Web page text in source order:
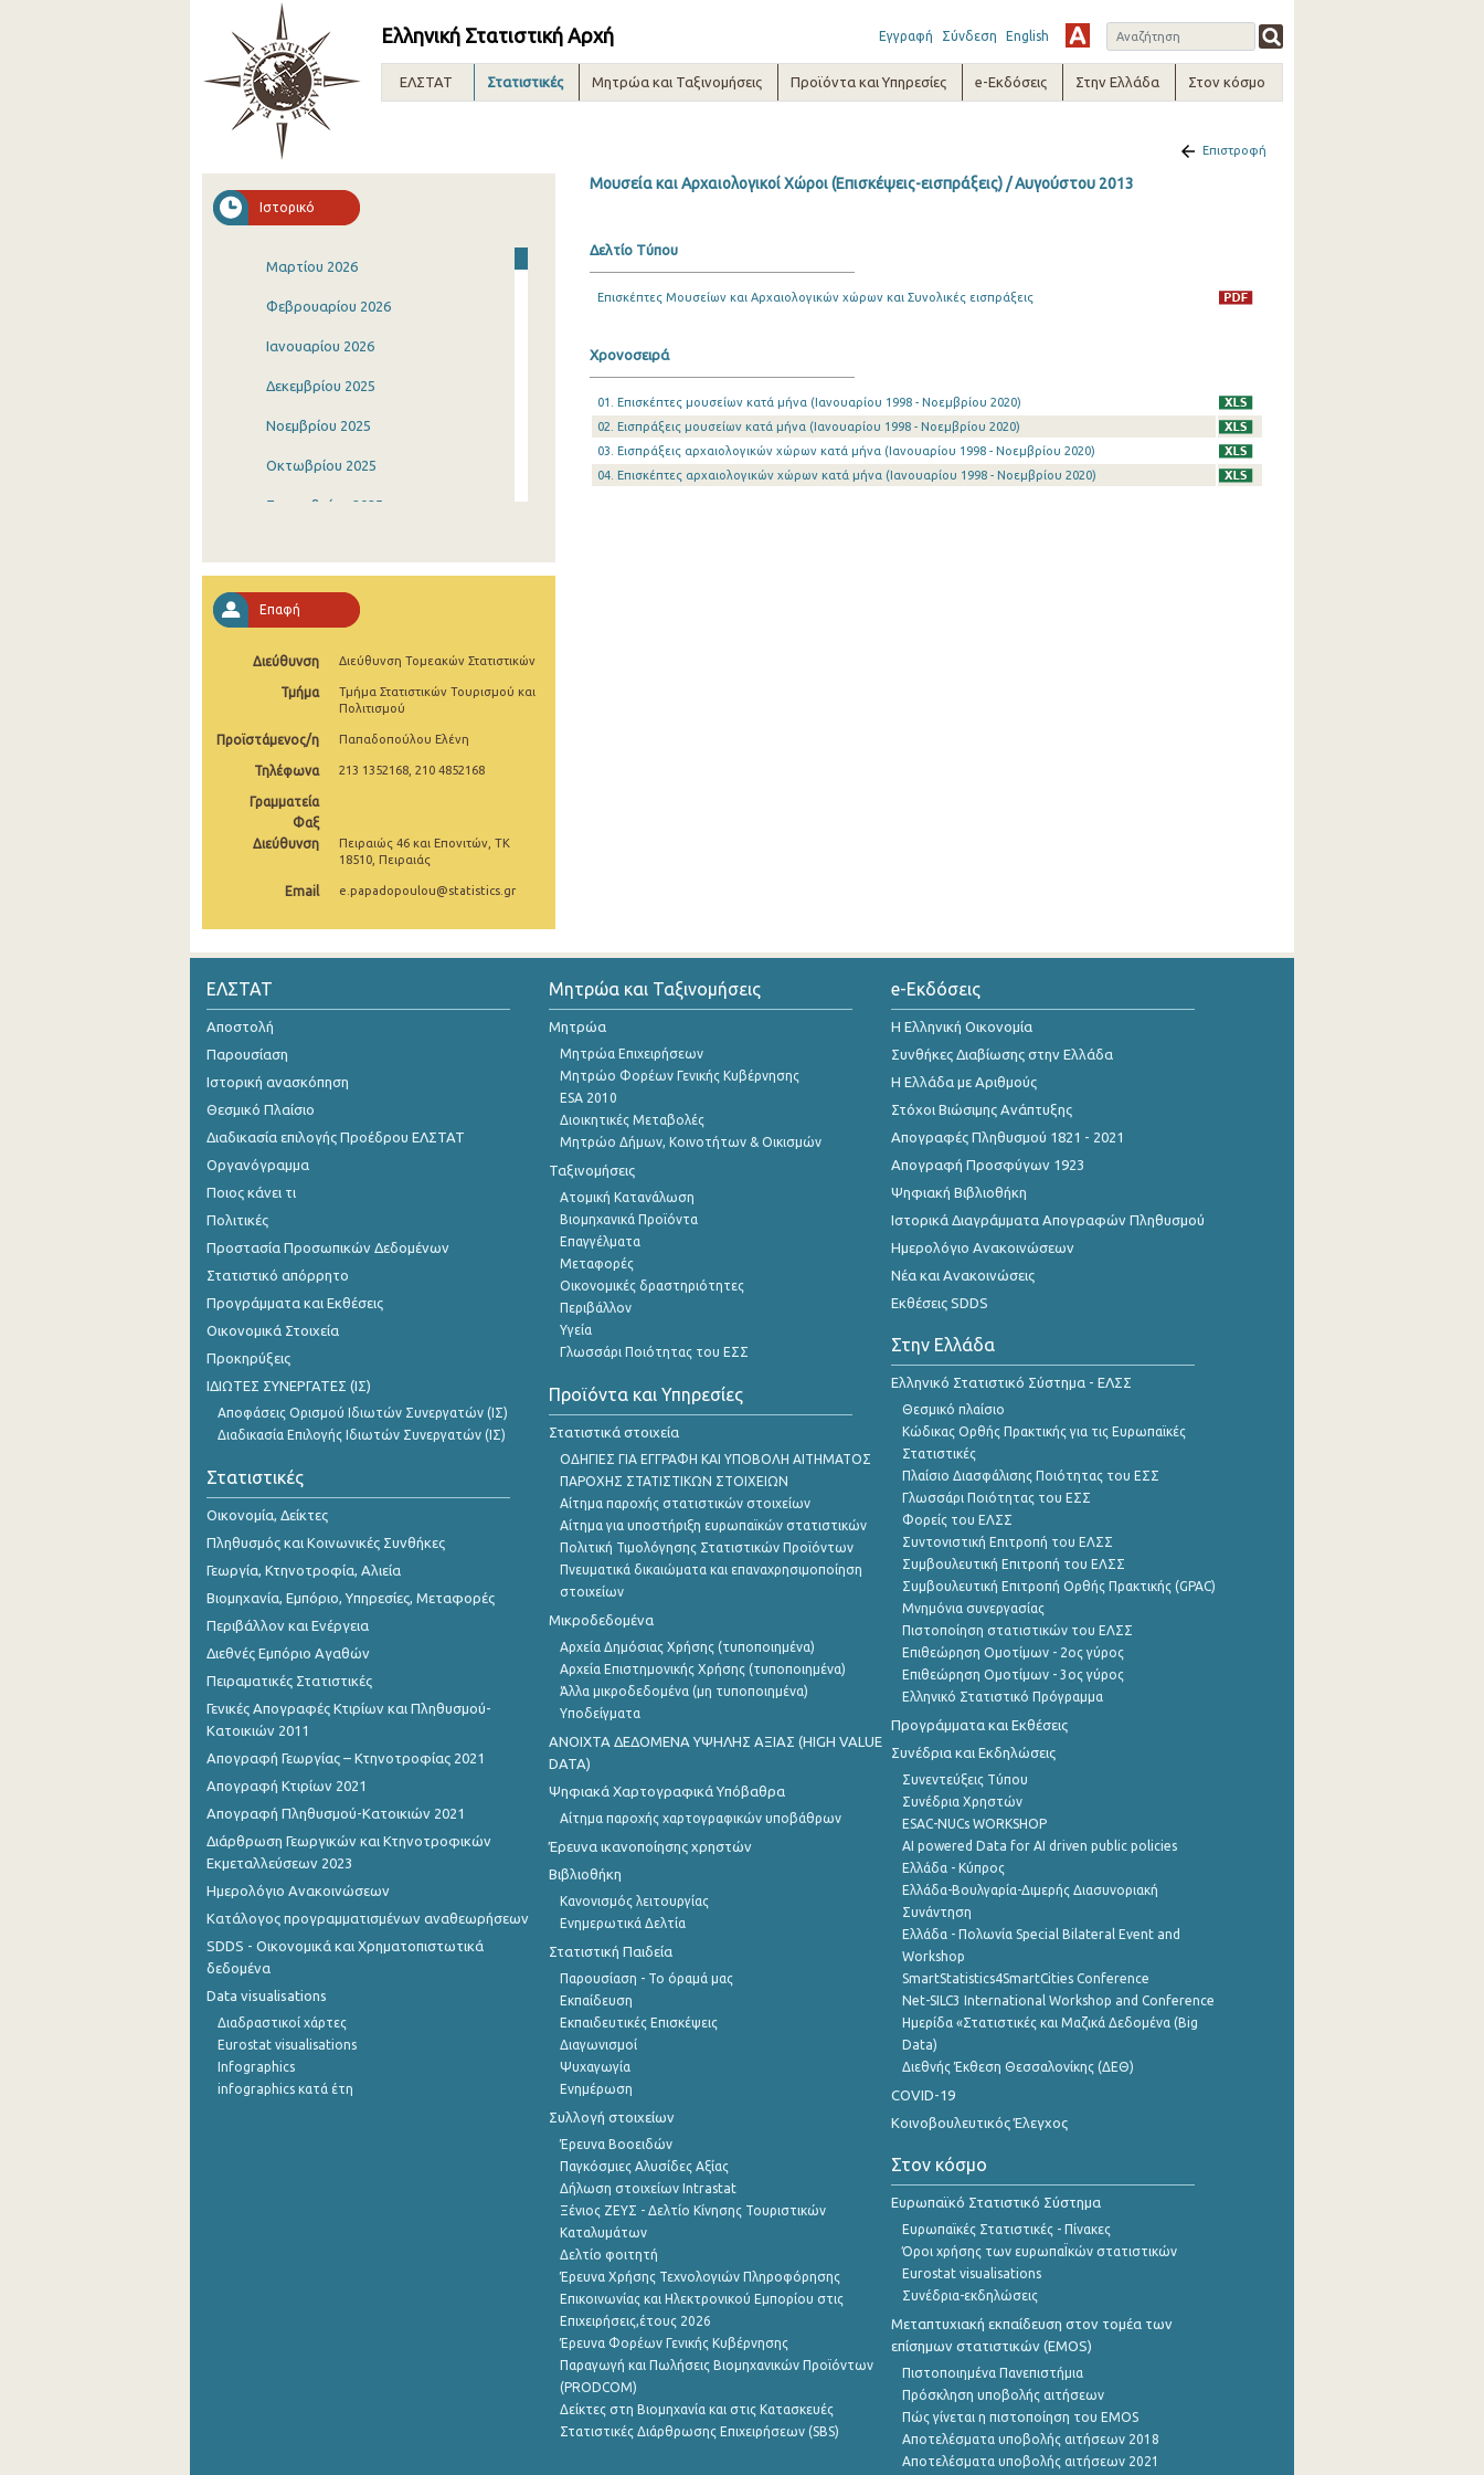
Ελληνική Στατιστική Αρχή Εγγραφή Σύνδεση English
ΕΛΣΤΑΤ Στατιστικές Μητρώα και Ταξινομήσεις Προϊόντα και Υπηρεσίες e-Εκδόσεις Στην Ελλάδα Στον κόσμο
Ιστορικό
Μαρτίου 2026
Φεβρουαρίου 2026
Ιανουαρίου 2026
Δεκεμβρίου 2025
Νοεμβρίου 2025
Οκτωβρίου 2025
Σεπτεμβρίου 2025
Ιουνίου 2025
Μαΐου 2025
Απριλίου 2025
Μαρτίου 2025
Ιανουαρίου 2025
Δεκεμβρίου 2024
Σεπτεμβρίου 2024
Αυγούστου 2024
Ιουλίου 2024
Ιουνίου 2024
Μαΐου 2024
Μαρτίου 2024
Ιανουαρίου 2024
Δεκεμβρίου 2023
Νοεμβρίου 2023
Οκτωβρίου 2023
Αυγούστου 2023
Ιουλίου 2023
Ιουνίου 2023
Μαΐου 2023
Απριλίου 2023
Φεβρουαρίου 2023
Ιανουαρίου 2023
Δεκεμβρίου 2022
Νοεμβρίου 2022
Οκτωβρίου 2022
Σεπτεμβρίου 2022
Αυγούστου 2022
Ιουλίου 2022
Μαΐου 2022
Επαφή
Διεύθυνση Διεύθυνση Τομεακών Στατιστικών
Τμήμα
Τμήμα Στατιστικών Τουρισμού και
Πολιτισμού
Προϊστάμενος/η Παπαδοπούλου Ελένη
Τηλέφωνα 213 1352168, 210 4852168
Γραμματεία
Φαξ
Διεύθυνση
Πειραιώς 46 και Επονιτών, ΤΚ
18510, Πειραιάς
Email e.papadopoulou@statistics.gr
Επιστροφή
Μουσεία και Αρχαιολογικοί Χώροι (Επισκέψεις-εισπράξεις) / Αυγούστου 2013
Δελτίο Τύπου
Επισκέπτες Μουσείων και Αρχαιολογικών χώρων και Συνολικές εισπράξεις
Χρονοσειρά
01. Επισκέπτες μουσείων κατά μήνα (Ιανουαρίου 1998 - Νοεμβρίου 2020)
02. Εισπράξεις μουσείων κατά μήνα (Ιανουαρίου 1998 - Νοεμβρίου 2020)
03. Εισπράξεις αρχαιολογικών χώρων κατά μήνα (Ιανουαρίου 1998 - Νοεμβρίου 2020)
04. Επισκέπτες αρχαιολογικών χώρων κατά μήνα (Ιανουαρίου 1998 - Νοεμβρίου 2020)
ΕΛΣΤΑΤ
Αποστολή
Παρουσίαση
Ιστορική ανασκόπηση
Θεσμικό Πλαίσιο
Διαδικασία επιλογής Προέδρου ΕΛΣΤΑΤ
Οργανόγραμμα
Ποιος κάνει τι
Πολιτικές
Προστασία Προσωπικών Δεδομένων
Στατιστικό απόρρητο
Προγράμματα και Εκθέσεις
Οικονομικά Στοιχεία
Προκηρύξεις
ΙΔΙΩΤΕΣ ΣΥΝΕΡΓΑΤΕΣ (ΙΣ)
Αποφάσεις Ορισμού Ιδιωτών Συνεργατών (ΙΣ)
Διαδικασία Επιλογής Ιδιωτών Συνεργατών (ΙΣ)
Στατιστικές
Οικονομία, Δείκτες
Πληθυσμός και Κοινωνικές Συνθήκες
Γεωργία, Κτηνοτροφία, Αλιεία
Βιομηχανία, Εμπόριο, Υπηρεσίες, Μεταφορές
Περιβάλλον και Ενέργεια
Διεθνές Εμπόριο Αγαθών
Πειραματικές Στατιστικές
Γενικές Απογραφές Κτιρίων και Πληθυσμού-
Κατοικιών 2011
Απογραφή Γεωργίας – Κτηνοτροφίας 2021
Απογραφή Κτιρίων 2021
Απογραφή Πληθυσμού-Κατοικιών 2021
Διάρθρωση Γεωργικών και Κτηνοτροφικών
Εκμεταλλεύσεων 2023
Ημερολόγιο Ανακοινώσεων
Κατάλογος προγραμματισμένων αναθεωρήσεων
SDDS - Οικονομικά και Χρηματοπιστωτικά
δεδομένα
Data visualisations
Διαδραστικοί χάρτες
Eurostat visualisations
Infographics
infographics κατά έτη
Μητρώα και Ταξινομήσεις
Μητρώα
Μητρώα Επιχειρήσεων
Μητρώο Φορέων Γενικής Κυβέρνησης
ESA 2010
Διοικητικές Μεταβολές
Μητρώο Δήμων, Κοινοτήτων & Οικισμών
Ταξινομήσεις
Ατομική Κατανάλωση
Βιομηχανικά Προϊόντα
Επαγγέλματα
Μεταφορές
Οικονομικές δραστηριότητες
Περιβάλλον
Υγεία
Γλωσσάρι Ποιότητας του ΕΣΣ
Προϊόντα και Υπηρεσίες
Στατιστικά στοιχεία
ΟΔΗΓΙΕΣ ΓΙΑ ΕΓΓΡΑΦΗ ΚΑΙ ΥΠΟΒΟΛΗ ΑΙΤΗΜΑΤΟΣ
ΠΑΡΟΧΗΣ ΣΤΑΤΙΣΤΙΚΩΝ ΣΤΟΙΧΕΙΩΝ
Αίτημα παροχής στατιστικών στοιχείων
Αίτημα για υποστήριξη ευρωπαϊκών στατιστικών
Πολιτική Τιμολόγησης Στατιστικών Προϊόντων
Πνευματικά δικαιώματα και επαναχρησιμοποίηση
στοιχείων
Μικροδεδομένα
Αρχεία Δημόσιας Χρήσης (τυποποιημένα)
Αρχεία Επιστημονικής Χρήσης (τυποποιημένα)
Άλλα μικροδεδομένα (μη τυποποιημένα)
Υποδείγματα
ANOIXTA ΔΕΔΟΜΕΝΑ ΥΨΗΛΗΣ ΑΞΙΑΣ (HIGH VALUE
DATA)
Ψηφιακά Χαρτογραφικά Υπόβαθρα
Αίτημα παροχής χαρτογραφικών υποβάθρων
Έρευνα ικανοποίησης χρηστών
Βιβλιοθήκη
Κανονισμός λειτουργίας
Ενημερωτικά Δελτία
Στατιστική Παιδεία
Παρουσίαση - Το όραμά μας
Εκπαίδευση
Εκπαιδευτικές Επισκέψεις
Διαγωνισμοί
Ψυχαγωγία
Ενημέρωση
Συλλογή στοιχείων
Έρευνα Βοοειδών
Παγκόσμιες Αλυσίδες Αξίας
Δήλωση στοιχείων Intrastat
Ξένιος ΖΕΥΣ - Δελτίο Κίνησης Τουριστικών
Καταλυμάτων
Δελτίο φοιτητή
Έρευνα Χρήσης Τεχνολογιών Πληροφόρησης
Επικοινωνίας και Ηλεκτρονικού Εμπορίου στις
Επιχειρήσεις,έτους 2026
Έρευνα Φορέων Γενικής Κυβέρνησης
Παραγωγή και Πωλήσεις Βιομηχανικών Προϊόντων
(PRODCOM)
Δείκτες στη Βιομηχανία και στις Κατασκευές
Στατιστικές Διάρθρωσης Επιχειρήσεων (SBS)
e-Εκδόσεις
Η Ελληνική Οικονομία
Συνθήκες Διαβίωσης στην Ελλάδα
Η Ελλάδα με Αριθμούς
Στόχοι Βιώσιμης Ανάπτυξης
Απογραφές Πληθυσμού 1821 - 2021
Απογραφή Προσφύγων 1923
Ψηφιακή Βιβλιοθήκη
Ιστορικά Διαγράμματα Απογραφών Πληθυσμού
Ημερολόγιο Ανακοινώσεων
Νέα και Ανακοινώσεις
Εκθέσεις SDDS
Στην Ελλάδα
Ελληνικό Στατιστικό Σύστημα - ΕΛΣΣ
Θεσμικό πλαίσιο
Κώδικας Ορθής Πρακτικής για τις Ευρωπαϊκές
Στατιστικές
Πλαίσιο Διασφάλισης Ποιότητας του ΕΣΣ
Γλωσσάρι Ποιότητας του ΕΣΣ
Φορείς του ΕΛΣΣ
Συντονιστική Επιτροπή του ΕΛΣΣ
Συμβουλευτική Επιτροπή του ΕΛΣΣ
Συμβουλευτική Επιτροπή Ορθής Πρακτικής (GPAC)
Μνημόνια συνεργασίας
Πιστοποίηση στατιστικών του ΕΛΣΣ
Επιθεώρηση Ομοτίμων - 2ος γύρος
Επιθεώρηση Ομοτίμων - 3ος γύρος
Ελληνικό Στατιστικό Πρόγραμμα
Προγράμματα και Εκθέσεις
Συνέδρια και Εκδηλώσεις
Συνεντεύξεις Τύπου
Συνέδρια Χρηστών
ESAC-NUCs WORKSHOP
AI powered Data for AI driven public policies
Ελλάδα - Κύπρος
Ελλάδα-Βουλγαρία-Διμερής Διασυνοριακή
Συνάντηση
Ελλάδα - Πολωνία Special Bilateral Event and
Workshop
SmartStatistics4SmartCities Conference
Net-SILC3 International Workshop and Conference
Ημερίδα «Στατιστικές και Μαζικά Δεδομένα (Big
Data)
Διεθνής Έκθεση Θεσσαλονίκης (ΔΕΘ)
COVID-19
Κοινοβουλευτικός Έλεγχος
Στον κόσμο
Ευρωπαϊκό Στατιστικό Σύστημα
Ευρωπαϊκές Στατιστικές - Πίνακες
Όροι χρήσης των ευρωπαΪκών στατιστικών
Eurostat visualisations
Συνέδρια-εκδηλώσεις
Μεταπτυχιακή εκπαίδευση στον τομέα των
επίσημων στατιστικών (EMOS)
Πιστοποιημένα Πανεπιστήμια
Πρόσκληση υποβολής αιτήσεων
Πώς γίνεται η πιστοποίηση του EMOS
Αποτελέσματα υποβολής αιτήσεων 2018
Αποτελέσματα υποβολής αιτήσεων 2021